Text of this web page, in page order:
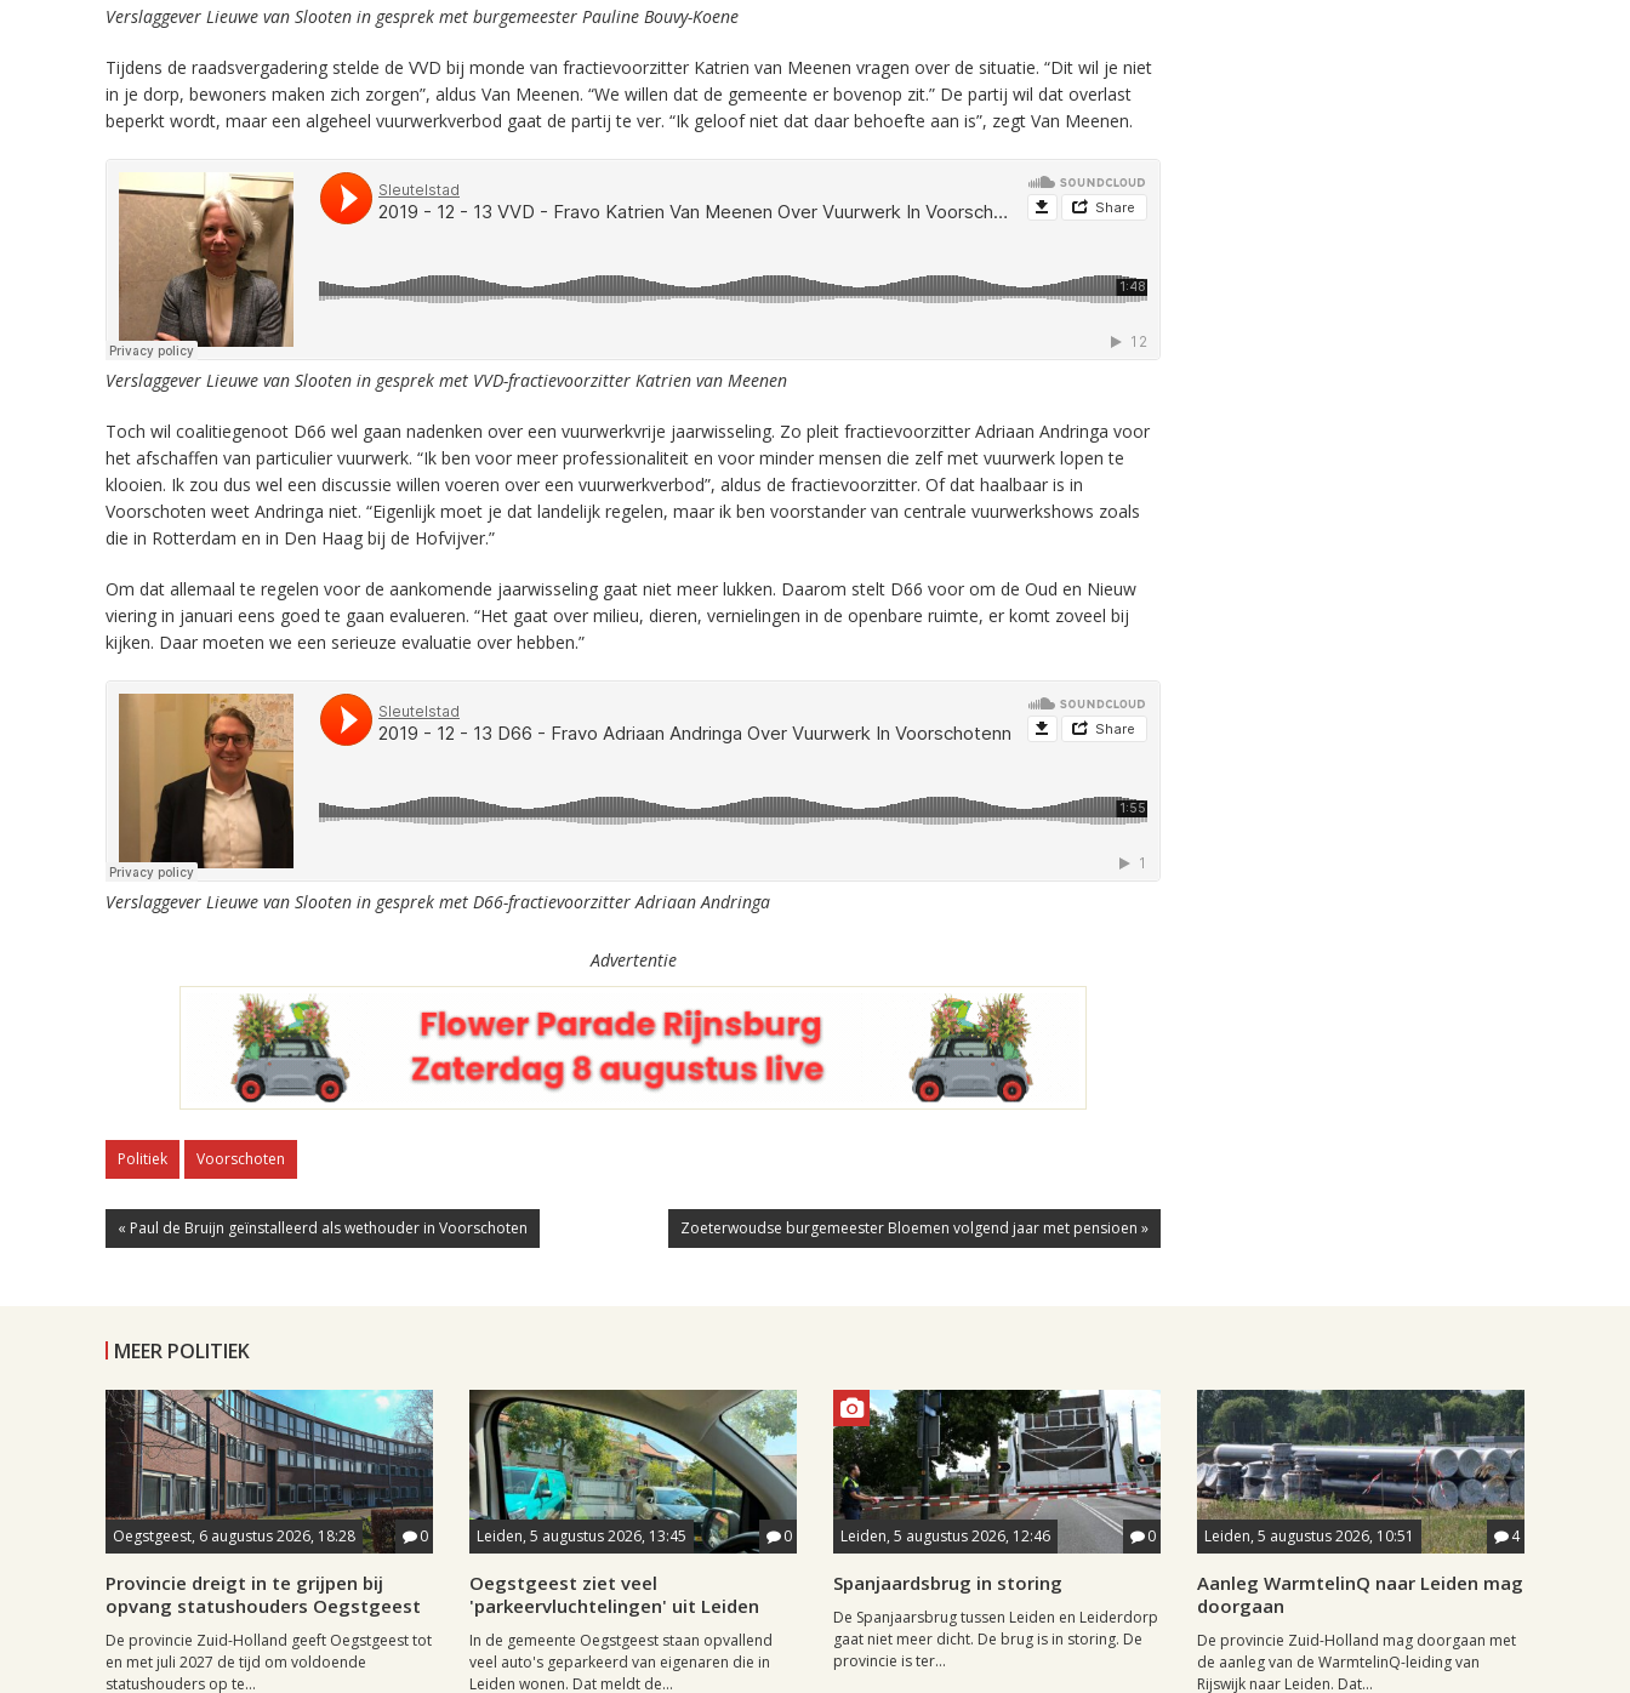
Verslaggever Lieuwe van Slooten in gesprek met burgemeester Pauline Bouvy-Koene
Tijdens de raadsvergadering stelde de VVD bij monde van fractievoorzitter Katrien van Meenen vragen over de situatie. “Dit wil je niet
in je dorp, bewoners maken zich zorgen”, aldus Van Meenen. “We willen dat de gemeente er bovenop zit.” De partij wil dat overlast
beperkt wordt, maar een algeheel vuurwerkverbod gaat de partij te ver. “Ik geloof niet dat daar behoefte aan is”, zegt Van Meenen.
Verslaggever Lieuwe van Slooten in gesprek met VVD-fractievoorzitter Katrien van Meenen
Toch wil coalitiegenoot D66 wel gaan nadenken over een vuurwerkvrije jaarwisseling. Zo pleit fractievoorzitter Adriaan Andringa voor
het afschaffen van particulier vuurwerk. “Ik ben voor meer professionaliteit en voor minder mensen die zelf met vuurwerk lopen te
klooien. Ik zou dus wel een discussie willen voeren over een vuurwerkverbod”, aldus de fractievoorzitter. Of dat haalbaar is in
Voorschoten weet Andringa niet. “Eigenlijk moet je dat landelijk regelen, maar ik ben voorstander van centrale vuurwerkshows zoals
die in Rotterdam en in Den Haag bij de Hofvijver.”
Om dat allemaal te regelen voor de aankomende jaarwisseling gaat niet meer lukken. Daarom stelt D66 voor om de Oud en Nieuw
viering in januari eens goed te gaan evalueren. “Het gaat over milieu, dieren, vernielingen in de openbare ruimte, er komt zoveel bij
kijken. Daar moeten we een serieuze evaluatie over hebben.”
Verslaggever Lieuwe van Slooten in gesprek met D66-fractievoorzitter Adriaan Andringa
Advertentie
Politiek Voorschoten
« Paul de Bruijn geïnstalleerd als wethouder in Voorschoten Zoeterwoudse burgemeester Bloemen volgend jaar met pensioen »
MEER POLITIEK
Oegstgeest, 6 augustus 2026, 18:28 0
Provincie dreigt in te grijpen bij
opvang statushouders Oegstgeest
De provincie Zuid-Holland geeft Oegstgeest tot
en met juli 2027 de tijd om voldoende
statushouders op te...
Leiden, 5 augustus 2026, 13:45 0
Oegstgeest ziet veel
'parkeervluchtelingen' uit Leiden
In de gemeente Oegstgeest staan opvallend
veel auto's geparkeerd van eigenaren die in
Leiden wonen. Dat meldt de...
Leiden, 5 augustus 2026, 12:46 0
Spanjaardsbrug in storing
De Spanjaarsbrug tussen Leiden en Leiderdorp
gaat niet meer dicht. De brug is in storing. De
provincie is ter...
Leiden, 5 augustus 2026, 10:51 4
Aanleg WarmtelinQ naar Leiden mag
doorgaan
De provincie Zuid-Holland mag doorgaan met
de aanleg van de WarmtelinQ-leiding van
Rijswijk naar Leiden. Dat...